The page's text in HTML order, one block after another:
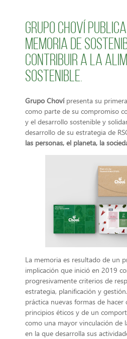
GRUPO CHOVÍ
MEMORIA DE
CONTRIBUIR A LA
SOSTENIBLE.
Grupo Chovípresenta su
como parte de su compromiso
y el desarrollo sostenible y
desarrollo de su estrategia de
las personas, el planeta, la
La memoria es resultado de un
implicación que inició en 2019
progresivamente criterios de
estrategia, planificación y
práctica nuevas formas de
principios éticos y de un
como una mayor vinculación de
en la que desarrolla sus